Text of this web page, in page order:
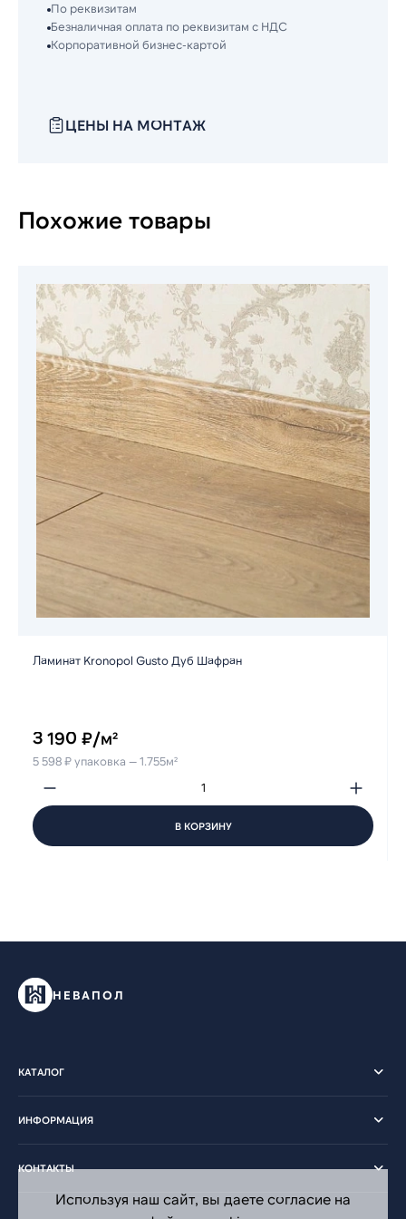
По реквизитам
Безналичная оплата по реквизитам с НДС
Корпоративной бизнес-картой
ЦЕНЫ НА МОНТАЖ
Похожие товары
Ламинат Kronopol Gusto Дуб Шафран
3 190 ₽/м²
5 598 ₽ упаковка — 1.755м²
В КОРЗИНУ
НЕВАПОЛ
КАТАЛОГ
ИНФОРМАЦИЯ
КОНТАКТЫ
Используя наш сайт, вы даете согласие на